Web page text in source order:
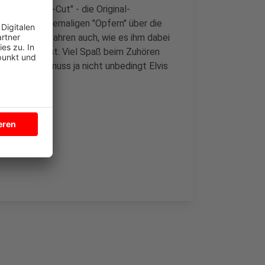
"Directors-Cut" - die Original-
und ehemaligen "Opfern" über die
Wir erfahren auch, wie es ihm dabei
ist. Viel Spaß beim Zuhören
Es muss ja nicht unbedingt Elvis